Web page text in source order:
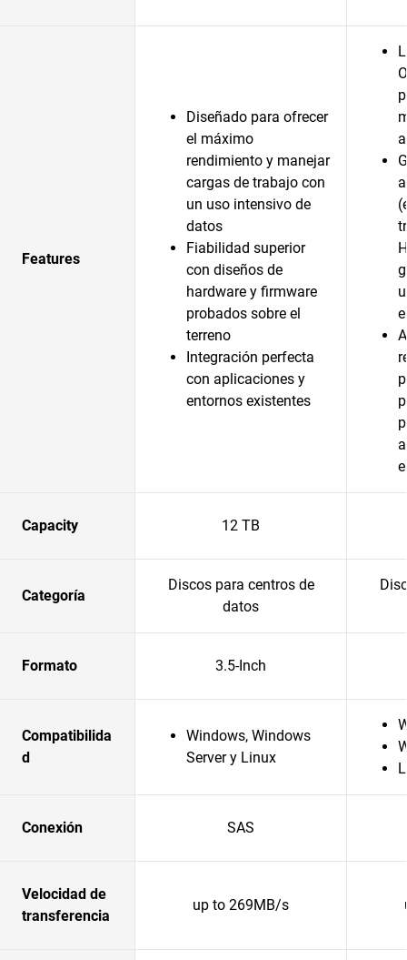
Features
Diseñado para ofrecer
el máximo
rendimiento y manejar
cargas de trabajo con
un uso intensivo de
datos
Fiabilidad superior
con diseños de
hardware y firmware
probados sobre el
terreno
Integración perfecta
con aplicaciones y
entornos existentes
Capacity 12 TB
Categoría
Discos para centros de
datos
Formato 3.5-Inch
Compatibilida
d
Windows, Windows
Server y Linux
Conexión SAS
Velocidad de
transferencia
up to 269MB/s